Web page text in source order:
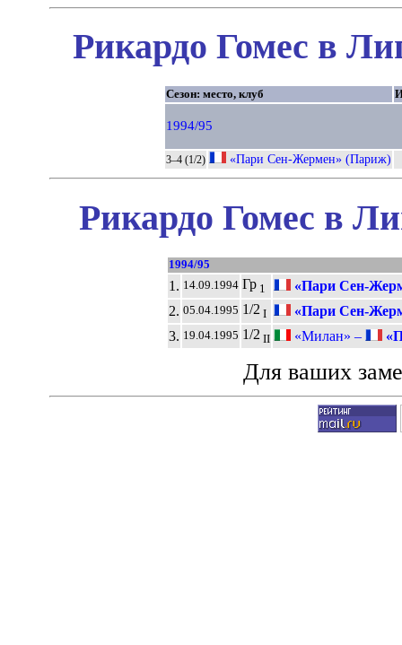
Рикардо Гомес в
Сезон: место, клуб
1994/95
3–4 (1/2) «Пари Сен-Жермен» (Париж)
Рикардо Гомес в
1994/95
1. 14.09.1994 Гр1
«Пари Сен-
2. 05.04.1995 1/2I
«Пари Сен-
3. 19.04.1995 1/2II «Милан» –
Для ваших